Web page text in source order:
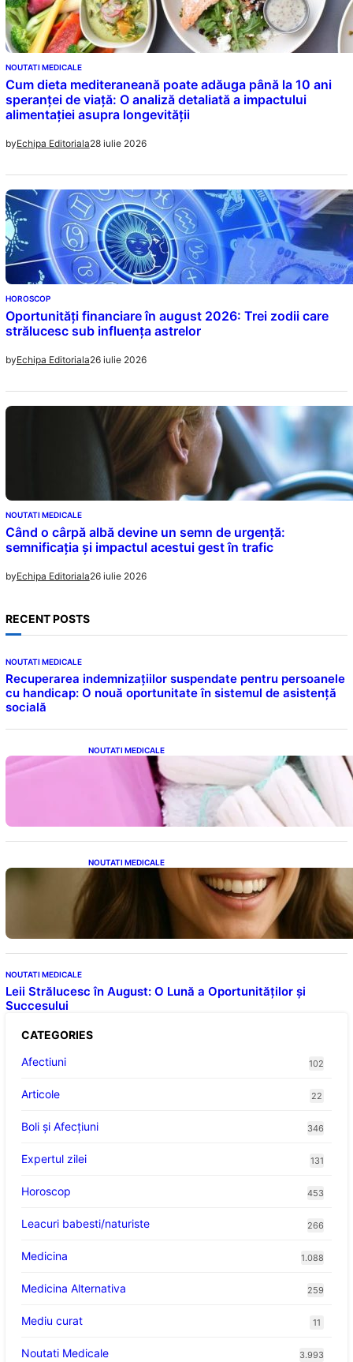
NOUTATI MEDICALE
Cum dieta mediteraneană poate adăuga până la 10 ani
speranței de viață: O analiză detaliată a impactului
alimentației asupra longevității
byEchipa Editoriala28 iulie 2026
HOROSCOP
Oportunități financiare în august 2026: Trei zodii care
strălucesc sub influența astrelor
byEchipa Editoriala26 iulie 2026
NOUTATI MEDICALE
Când o cârpă albă devine un semn de urgență:
semnificația și impactul acestui gest în trafic
byEchipa Editoriala26 iulie 2026
RECENT POSTS
NOUTATI MEDICALE
Recuperarea indemnizațiilor suspendate pentru persoanele
cu handicap: O nouă oportunitate în sistemul de asistență
socială
NOUTATI MEDICALE
Tampoanele menstruale: O analiză profundă
a riscurilor legate de metale toxice
NOUTATI MEDICALE
Ceaiul – Băutura care protejează inima:
Descoperiri recente despre beneficiile
consumului zilnic
NOUTATI MEDICALE
Leii Strălucesc în August: O Lună a Oportunităților și
Succesului
CATEGORIES
Afectiuni
102
Articole 22
Boli și Afecțiuni 346
Expertul zilei 131
Horoscop 453
Leacuri babesti/naturiste 266
Medicina 1.088
Medicina Alternativa 259
Mediu curat 11
Noutati Medicale 3.993